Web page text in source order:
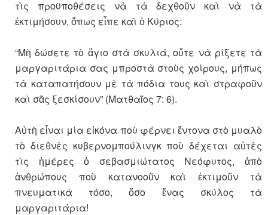
τὶς προϋποθέσεις νὰ τὰ δεχθοῦν καὶ νὰ τὰ
ἐκτιμήσουν, ὅπως εἶπε καὶ ὁ Κύριος:
“Μὴ δώσετε τὸ ἅγιο στὰ σκυλιά, οὔτε νὰ ρίξετε τὰ
μαργαριτάρια σας μπροστὰ στοὺς χοίρους, μήπως
τὰ καταπατήσουν μὲ τὰ πόδια τους καὶ στραφοῦν
καὶ σᾶς ξεσκίσουν” (Ματθαῖος 7: 6).
Αὐτὴ εἶναι μία εἰκόνα ποὺ φέρνει ἔντονα στὸ μυαλὸ
τὸ διεθνὲς κυβερνομπούλινγκ ποὺ δέχεται αὐτὲς
τὶς ἡμέρες ὁ σεβασμιώτατος Νεόφυτος, ἀπὸ
ἀνθρώπους ποὺ κατανοοῦν καὶ ἐκτιμοῦν τὰ
πνευματικὰ τόσο, ὅσο ἕνας σκύλος τὰ
μαργαριτάρια!